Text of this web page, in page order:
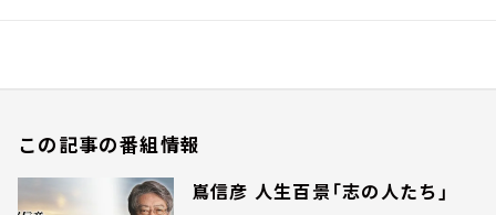
この記事の番組情報
嶌信彦 人生百景「志の人たち」